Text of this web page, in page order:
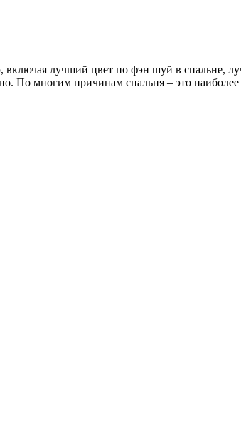
включая лучший цвет по фэн шуй в спальне,
По многим причинам спальня – это